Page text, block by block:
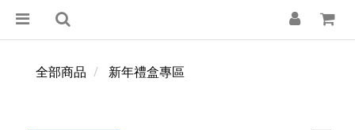
全部商品 新年禮盒專區